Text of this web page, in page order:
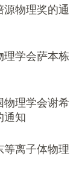
源物理奖的通
理学会萨本栋
物理学会谢希
通知
等离子体物理